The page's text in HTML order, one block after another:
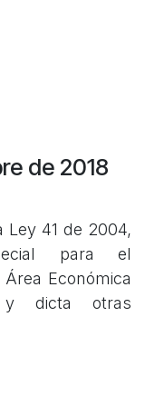
de 2018
Ley 41 de 2004,
para el
Económica
y dicta otras